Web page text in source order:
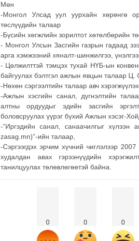
Мөн
-Монгол Улсад уул уурхайн хөрөнгө
төслүүдийн талаар
-Бүсийн хөгжлийн зорилтот хөтөлбөрийн
- Монгол Улсын Засгийн газрын гадаад
арга хэмжээний хяналт-шинжилгээ,
- Цөлжилттэй тэмцэх тухай НҮБ-ын
байгуулах бэлтгэл ажлын явцын талаар Ц.
-Нөхөн сэргээлтийн талаар авч
-Ажлын хэсгийн санал, дүгнэлтийн
алтны ордуудыг эдийн засгийн
боловсруулах үүрэг бүхий Ажлын хэсэг-
-“Иргэдийн санал, санаачилгыг
zasag.mn)”-ийн талаар,
-Сэргээгдэх эрчим хүчний чиглэлээр
худалдан авах гэрээнүүдийн
танилцуулах төлөвлөгөөтэй байна.
0 0 0